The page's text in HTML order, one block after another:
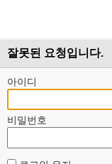
잘못된 요청입니다.
아이디
비밀번호